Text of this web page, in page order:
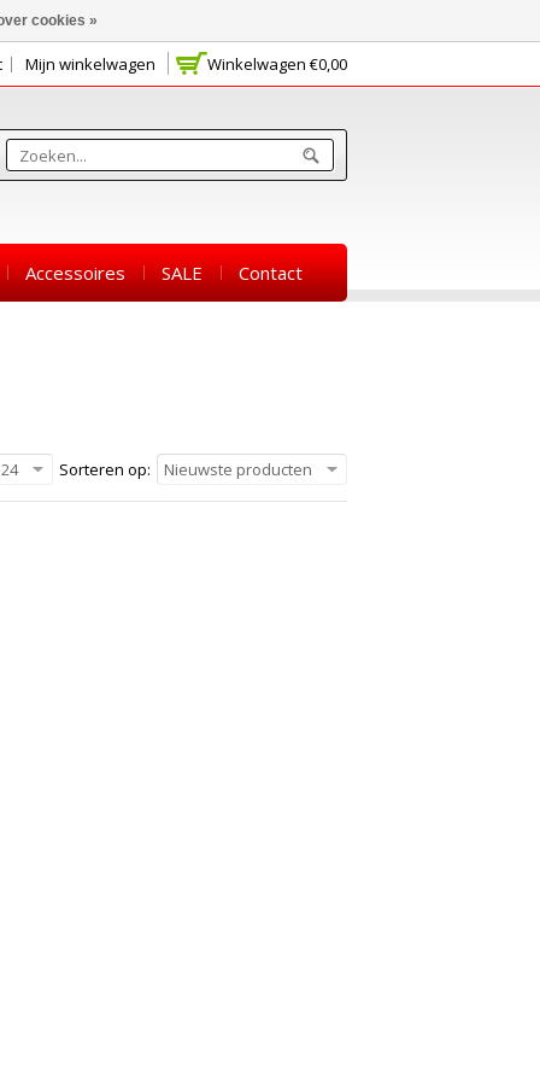
Winkelwagen €0,00
Mijn winkelwagen
Accessoires SALE Contact
Sorteren op: Nieuwste producten
24
cookies »